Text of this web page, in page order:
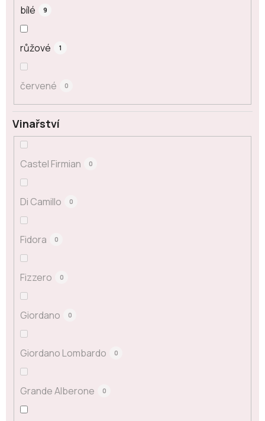
bílé 9
růžové 1
červené 0
Vinařství
Castel Firmian 0
Di Camillo 0
Fidora 0
Fizzero 0
Giordano 0
Giordano Lombardo 0
Grande Alberone 0